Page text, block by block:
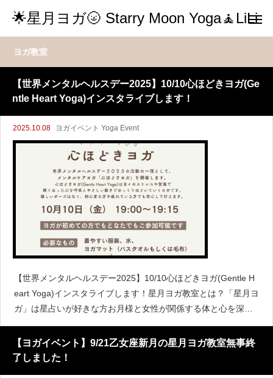
🌟星月ヨガ🌝 Starry Moon Yoga🧘LiLi
ヨガ教室
【世界メンタルヘルスデー2025】10/10心ほどきヨガ(Ge
ntle Heart Yoga)インスタライブします！
2025.10.08 ヨガイベント Yoga Event
【世界メンタルヘルスデー2025】10/10心ほどきヨガ(Gentle H
eart Yoga)インスタライブします！星月ヨガ教室とは？「星月ヨ
ガ」は星占いが好きな方お月様と女性が関係する体と心を深く
整えたい方におすすめの教室です。前半は月星座という
【ヨガイベント】9/21乙女座新月の星月ヨガ教室無事終
了しました！